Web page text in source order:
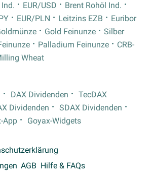
EUR/USD
Brent Rohöl Ind.
EUR/PLN Leitzins EZB
Euribor
Gold Feinunze
Silber
Palladium Feinunze
CRB-
Wheat
DAX Dividenden
TecDAX
Dividenden
SDAX Dividenden
App Goyax-Widgets
AGB Hilfe & FAQs